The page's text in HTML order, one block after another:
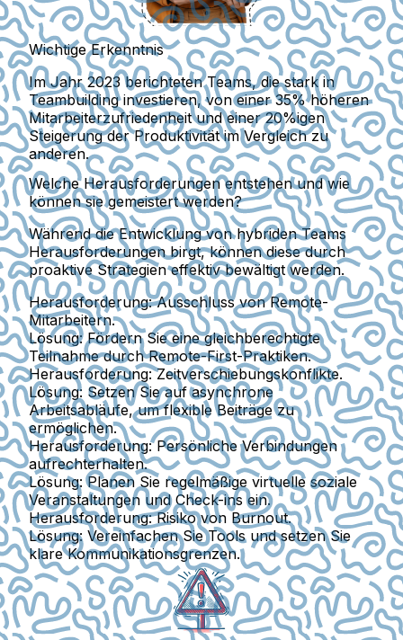
Wichtige Erkenntnis
Im Jahr 2023 berichteten Teams, die stark in
Teambuilding investieren, von einer 35% höheren
Mitarbeiterzufriedenheit und einer 20%igen
Steigerung der Produktivität im Vergleich zu
anderen.
Welche Herausforderungen entstehen und wie
können sie gemeistert werden?
Während die Entwicklung von hybriden Teams
Herausforderungen birgt, können diese durch
proaktive Strategien effektiv bewältigt werden.
Herausforderung:Ausschluss von Remote-
Mitarbeitern.
Lösung:Fördern Sie eine gleichberechtigte
Teilnahme durch Remote-First-Praktiken.
Herausforderung:Zeitverschiebungskonflikte.
Lösung: Setzen Sie auf asynchrone
Arbeitsabläufe, um flexible Beiträge zu
ermöglichen.
Herausforderung:Persönliche Verbindungen
aufrechterhalten.
Lösung: Planen Sie regelmäßige virtuelle soziale
Veranstaltungen und Check-ins ein.
Herausforderung:Risiko von Burnout.
Lösung: Vereinfachen Sie Tools und setzen Sie
klare Kommunikationsgrenzen.